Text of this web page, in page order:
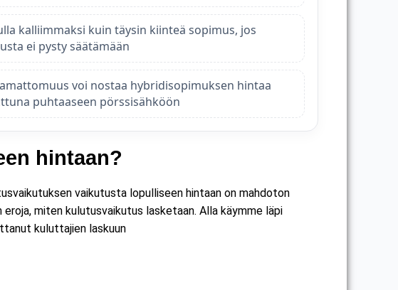
kalliimmaksi kuin täysin kiinteä sopimus, jos
ei pysty säätämään
voi nostaa hybridisopimuksen hintaa
puhtaaseen pörssisähköön
hintaan?
vaikutusta lopulliseen hintaan on mahdoton
miten kulutusvaikutus lasketaan. Alla käymme läpi
kuluttajien laskuun